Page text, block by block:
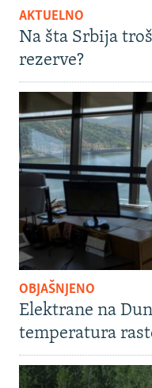
AKTUELNO
Na šta Srbija
rezerve?
OBJAŠNJENO
Elektrane na
temperatura